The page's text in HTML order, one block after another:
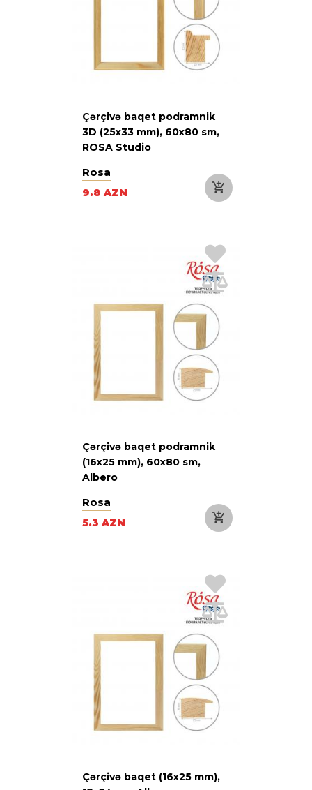
Çərçivə baqet podramnik
3D (25х33 mm), 60х80 sm,
ROSA Studio
Rosa
9.8 AZN
Çərçivə baqet podramnik
(16х25 mm), 60х80 sm,
Albero
Rosa
5.3 AZN
Çərçivə baqet (16х25 mm),